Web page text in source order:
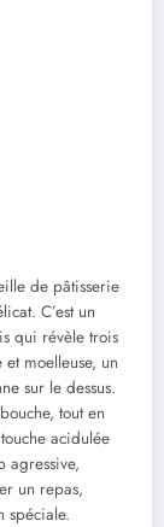
de pâtisserie
C’est un
qui révèle trois
moelleuse, un
sur le dessus.
tout en
acidulée
agressive,
un repas,
spéciale.